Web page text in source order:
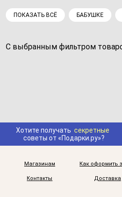
ПОКАЗАТЬ ВСЁ БАБУШКЕ
С выбранным фильтром
Хотите получать секретные
советы от «Подарки.ру»?
Магазинам Как оформить
Контакты Доставка